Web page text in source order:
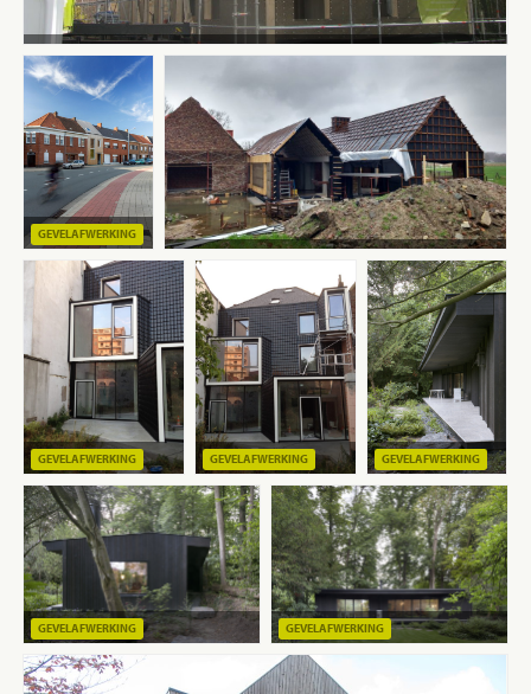
GEVELAFWERKING
GEVELAFWERKING GEVELAFWERKING GEVELAFWERKING
GEVELAFWERKING GEVELAFWERKING